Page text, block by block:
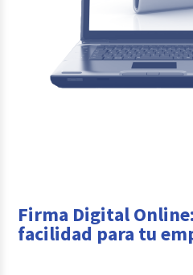
Firma Digital
facilidad para tu